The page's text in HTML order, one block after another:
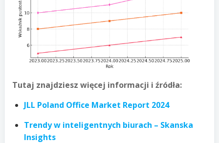
Tutaj znajdziesz więcej informacji i źródła:
JLL Poland Office Market Report 2024
Trendy w inteligentnych biurach – Skanska
Insights